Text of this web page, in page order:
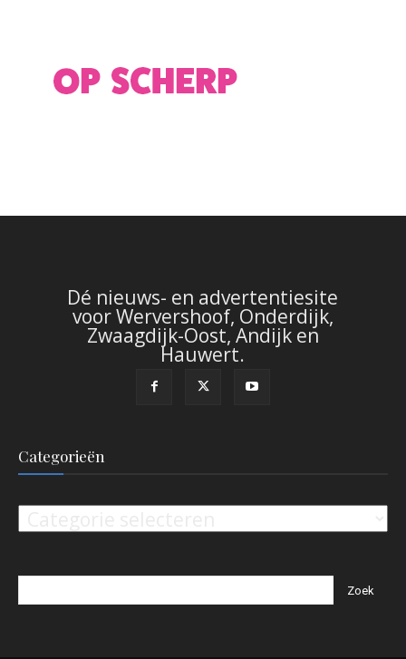
Dé nieuws- en advertentiesite
voor Wervershoof, Onderdijk,
Zwaagdijk-Oost, Andijk en
Hauwert.
Categorieën
Categorieën